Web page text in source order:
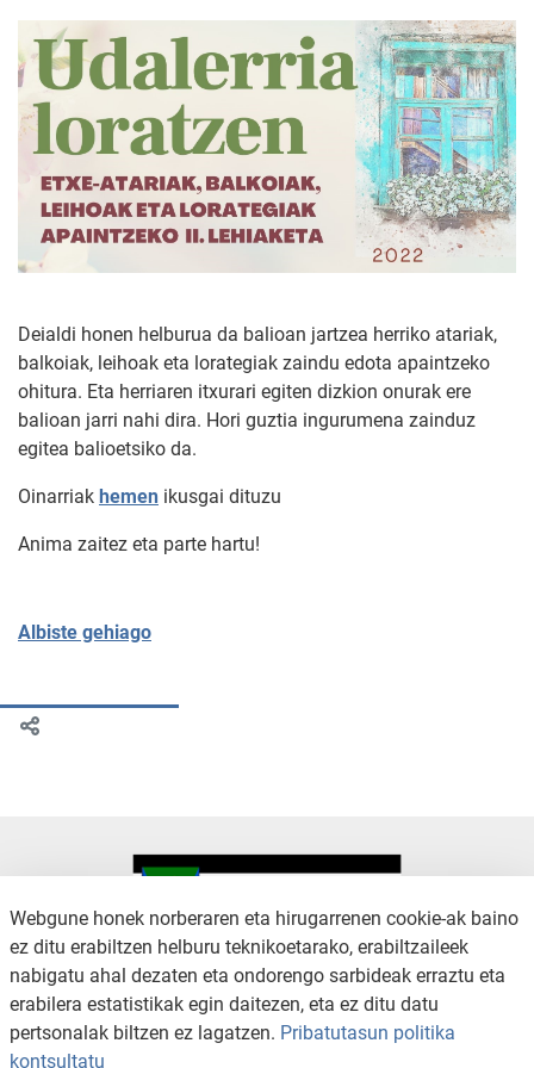
Deialdi honen helburua da balioan jartzea herriko atariak,
balkoiak, leihoak eta lorategiak zaindu edota apaintzeko
ohitura. Eta herriaren itxurari egiten dizkion onurak ere
balioan jarri nahi dira. Hori guztia ingurumena zainduz
egitea balioetsiko da.
Oinarriak hemen ikusgai dituzu
Anima zaitez eta parte hartu!
Albiste gehiago
KONTAKTUA
LEGE OHARRA
SALAKETA KANALA
PRIBATUTASUN POLITIKA
Webgune honek norberaren eta hirugarrenen cookie-ak baino
ez ditu erabiltzen helburu teknikoetarako, erabiltzaileek
nabigatu ahal dezaten eta ondorengo sarbideak erraztu eta
erabilera estatistikak egin daitezen, eta ez ditu datu
pertsonalak biltzen ez lagatzen. Pribatutasun politika
kontsultatu